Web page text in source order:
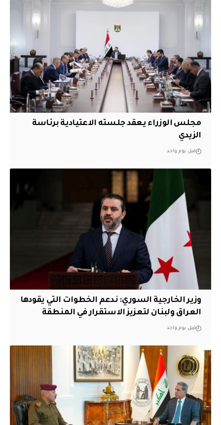
مجلس الوزراء يعقد جلسته الاعتيادية برئاسة
الزيدي
قبل يوم واحد
وزير الخارجية السوري: ندعم الخطوات التي يقودها
العراق ولبنان لتعزيز الاستقرار في المنطقة
قبل يوم واحد